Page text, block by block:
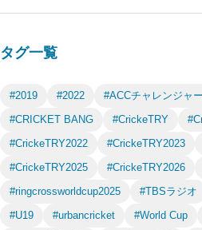
タグ一覧
#2019 #2022 #ACCチャレンジャ
#CRICKET BANG
#CrickeTRY
#CrickeTRY2022
#CrickeTRY2023
#CrickeTRY2025
#CrickeTRY2026
#ringcrossworldcup2025
#TBSラジオ
#U19
#urbancricket #World Cup